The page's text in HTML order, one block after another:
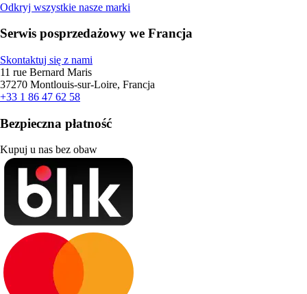
Odkryj wszystkie nasze marki
Serwis posprzedażowy we Francja
Skontaktuj się z nami
11 rue Bernard Maris
37270 Montlouis-sur-Loire, Francja
+33 1 86 47 62 58
Bezpieczna płatność
Kupuj u nas bez obaw